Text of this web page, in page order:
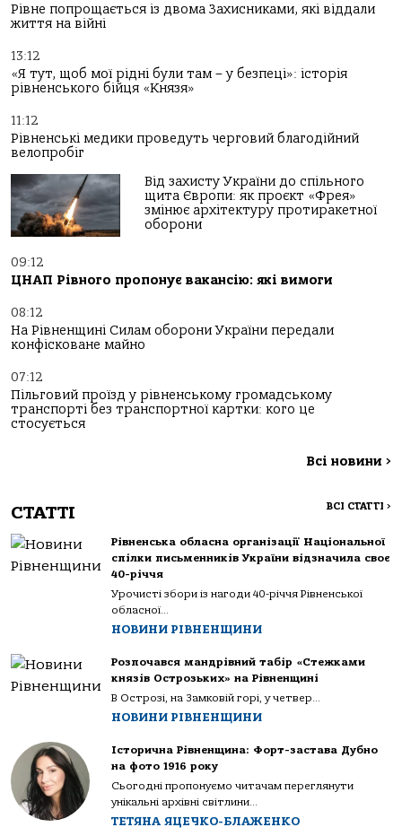
Рівне попрощається із двома Захисниками, які віддали
життя на війні
13:12
«Я тут, щоб мої рідні були там – у безпеці»: історія
рівненського бійця «Князя»
11:12
Рівненські медики проведуть черговий благодійний
велопробіг
Від захисту України до спільного
щита Європи: як проєкт «Фрея»
змінює архітектуру протиракетної
оборони
09:12
ЦНАП Рівного пропонує вакансію: які вимоги
08:12
На Рівненщині Силам оборони України передали
конфісковане майно
07:12
Пільговий проїзд у рівненському громадському
транспорті без транспортної картки: кого це
стосується
Всі новини >
СТАТТІ ВСІ СТАТТІ >
Рівненська обласна організації Національної
спілки письменників України відзначила своє
40-річчя
Урочисті збори із нагоди 40-річчя Рівненської
обласної...
НОВИНИ РІВНЕНЩИНИ
Розпочався мандрівний табір «Стежками
князів Острозьких» на Рівненщині
В Острозі, на Замковій горі, у четвер...
НОВИНИ РІВНЕНЩИНИ
Історична Рівненщина: Форт-застава Дубно
на фото 1916 року
Сьогодні пропонуємо читачам переглянути
унікальні архівні світлини...
ТЕТЯНА ЯЦЕЧКО-БЛАЖЕНКО